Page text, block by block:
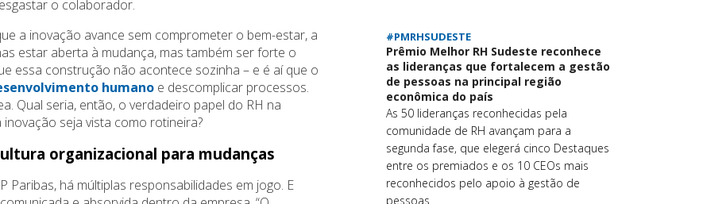
o colaborador.
a inovação avance sem comprometer o bem-estar, a
estar aberta à mudança, mas também ser forte o
essa construção não acontece sozinha – e é aí que o
humano e descomplicar processos.
Qual seria, então, o verdadeiro papel do RH na
seja vista como rotineira?
organizacional para mudanças
Paribas, há múltiplas responsabilidades em jogo. E
#PMRHSUDESTE
Prêmio Melhor RH Sudeste reconhece
as lideranças que fortalecem a gestão
de pessoas na principal região
econômica do país
As 50 lideranças reconhecidas pela
comunidade de RH avançam para a
segunda fase, que elegerá cinco Destaques
entre os premiados e os 10 CEOs mais
reconhecidos pelo apoio à gestão de
pessoas